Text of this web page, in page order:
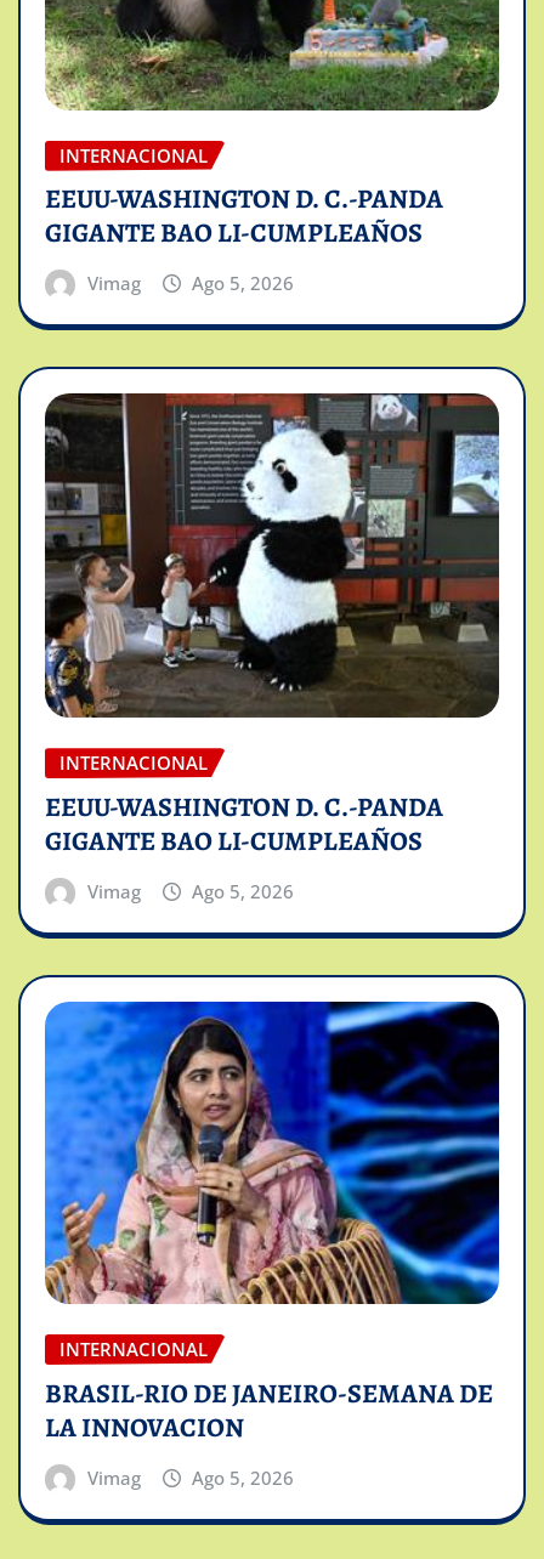
INTERNACIONAL
EEUU-WASHINGTON D. C.-PANDA
GIGANTE BAO LI-CUMPLEAÑOS
Vimag Ago 5, 2026
INTERNACIONAL
EEUU-WASHINGTON D. C.-PANDA
GIGANTE BAO LI-CUMPLEAÑOS
Vimag Ago 5, 2026
INTERNACIONAL
BRASIL-RIO DE JANEIRO-SEMANA DE
LA INNOVACION
Vimag Ago 5, 2026